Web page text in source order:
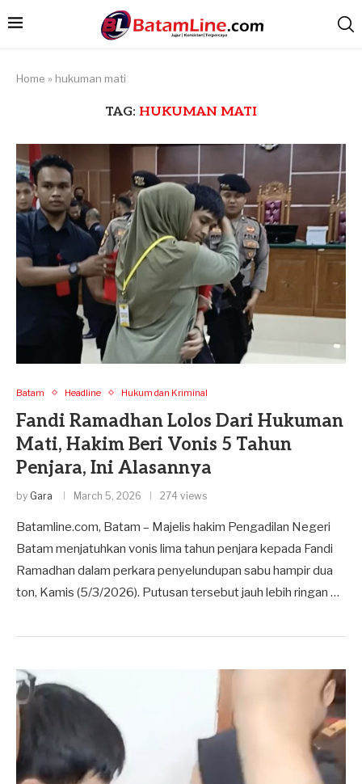
Home » hukuman mati
TAG: HUKUMAN MATI
Batam Headline Hukum dan Kriminal
Fandi Ramadhan Lolos Dari Hukuman
Mati, Hakim Beri Vonis 5 Tahun
Penjara, Ini Alasannya
by Gara March 5, 2026 274 views
Batamline.com, Batam – Majelis hakim Pengadilan Negeri
Batam menjatuhkan vonis lima tahun penjara kepada Fandi
Ramadhan dalam perkara penyelundupan sabu hampir dua
ton, Kamis (5/3/2026). Putusan tersebut jauh lebih ringan …